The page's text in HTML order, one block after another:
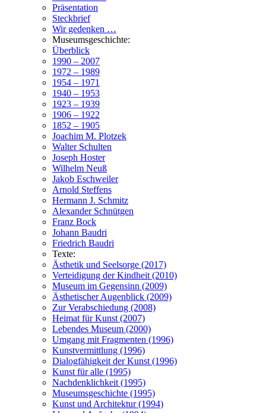
Präsentation
Steckbrief
Wir gedenken …
Museumsgeschichte:
Überblick
1990 – 2007
1972 – 1989
1954 – 1971
1940 – 1953
1923 – 1939
1906 – 1922
1852 – 1905
Joachim M. Plotzek
Walter Schulten
Joseph Hoster
Wilhelm Neuß
Jakob Eschweiler
Arnold Steffens
Hermann J. Schmitz
Alexander Schnütgen
Franz Bock
Johann Baudri
Friedrich Baudri
Texte:
Ästhetik und Seelsorge (2017)
Verteidigung der Kindheit (2010)
Museum im Gegensinn (2009)
Ästhetischer Augenblick (2009)
Zur Verabschiedung (2008)
Heimat für Kunst (2007)
Lebendes Museum (2000)
Umgang mit Fragmenten (1996)
Kunstvermittlung (1996)
Dialogfähigkeit der Kunst (1996)
Kunst für alle (1995)
Nachdenklichkeit (1995)
Museumsgeschichte (1995)
Kunst und Architektur (1994)